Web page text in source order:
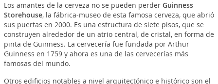
Los amantes de la cerveza no se pueden perder Guinness
Storehouse, la fábrica-museo de esta famosa cerveza, que abrió
sus puertas en 2000. Es una estructura de siete pisos, que se
construyen alrededor de un atrio central, de cristal, en forma de
pinta de Guinness. La cervecería fue fundada por Arthur
Guinness en 1759 y ahora es una de las cervecerías más
famosas del mundo.
Otros edificios notables a nivel arquitectónico e histórico son el